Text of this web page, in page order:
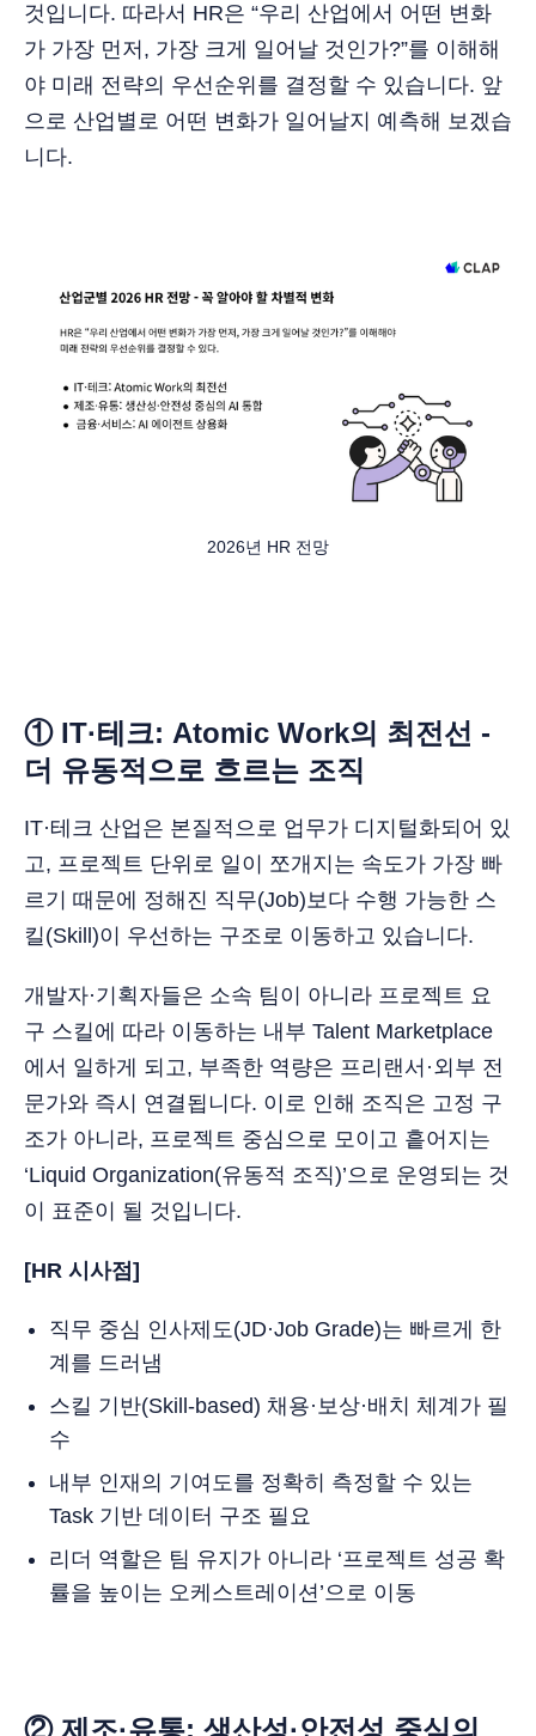
것입니다. 따라서 HR은 “우리 산업에서 어떤 변화
가 가장 먼저, 가장 크게 일어날 것인가?”를 이해해
야 미래 전략의 우선순위를 결정할 수 있습니다. 앞
으로 산업별로 어떤 변화가 일어날지 예측해 보겠습
니다.
2026년 HR 전망
① IT·테크: Atomic Work의 최전선 -
더 유동적으로 흐르는 조직
IT·테크 산업은 본질적으로 업무가 디지털화되어 있
고, 프로젝트 단위로 일이 쪼개지는 속도가 가장 빠
르기 때문에 정해진 직무(Job)보다 수행 가능한 스
킬(Skill)이 우선하는 구조로 이동하고 있습니다.
개발자·기획자들은 소속 팀이 아니라 프로젝트 요
구 스킬에 따라 이동하는 내부 Talent Marketplace
에서 일하게 되고, 부족한 역량은 프리랜서·외부 전
문가와 즉시 연결됩니다. 이로 인해 조직은 고정 구
조가 아니라, 프로젝트 중심으로 모이고 흩어지는
‘Liquid Organization(유동적 조직)’으로 운영되는 것
이 표준이 될 것입니다.
[HR 시사점]
직무 중심 인사제도(JD·Job Grade)는 빠르게 한
계를 드러냄
스킬 기반(Skill-based) 채용·보상·배치 체계가 필
수
내부 인재의 기여도를 정확히 측정할 수 있는
Task 기반 데이터 구조 필요
리더 역할은 팀 유지가 아니라 ‘프로젝트 성공 확
률을 높이는 오케스트레이션’으로 이동
② 제조·유통: 생산성·안전성 중심의